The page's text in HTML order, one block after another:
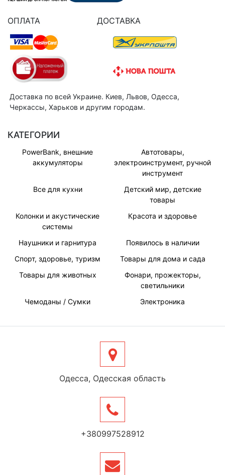
ОПЛАТА ДОСТАВКА
Доставка по всей Украине. Киев, Львов, Одесса,
Черкассы, Харьков и другим городам.
КАТЕГОРИИ
PowerBank, внешние
аккумуляторы
Автотовары,
электроинструмент, ручной
инструмент
Все для кухни
Детский мир, детские
товары
Колонки и акустические
системы
Красота и здоровье
Наушники и гарнитура
Появилось в наличии
Спорт, здоровье, туризм
Товары для дома и сада
Товары для животных
Фонари, прожекторы,
светильники
Чемоданы / Сумки
Электроника
Одесса, Одесская область
+380997528912